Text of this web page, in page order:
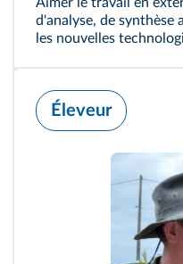
d'analyse, de synthèse
les nouvelles
Éleveur